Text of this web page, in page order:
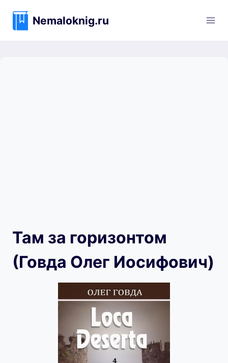
содержимому
Nemaloknig.ru
Там за горизонтом
(Говда Олег Иосифович)